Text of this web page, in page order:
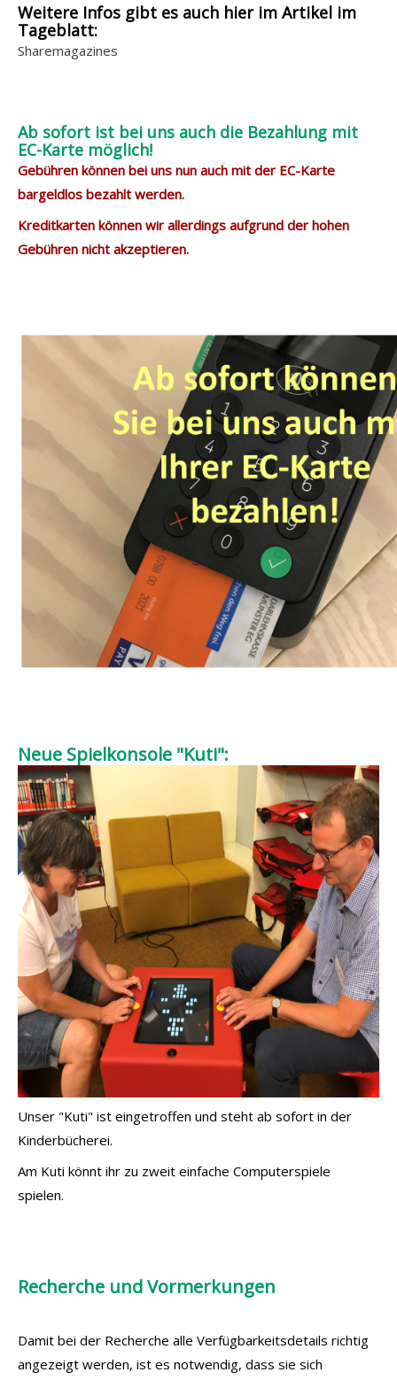
Weitere Infos gibt es auch hier im Artikel im
Tageblatt:
Sharemagazines
Ab sofort ist bei uns auch die Bezahlung mit
EC-Karte möglich!
Gebühren können bei uns nun auch mit der EC-Karte
bargeldlos bezahlt werden.
Kreditkarten können wir allerdings aufgrund der hohen
Gebühren nicht akzeptieren.
Neue Spielkonsole "Kuti":
Unser "Kuti" ist eingetroffen und steht ab sofort in der
Kinderbücherei.
Am Kuti könnt ihr zu zweit einfache Computerspiele
spielen.
Recherche und Vormerkungen
Damit bei der Recherche alle Verfügbarkeitsdetails richtig
angezeigt werden, ist es notwendig, dass sie sich